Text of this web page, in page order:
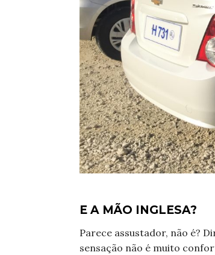
E A MÃO INGLESA?
Parece assustador, não é?
sensação não é muito